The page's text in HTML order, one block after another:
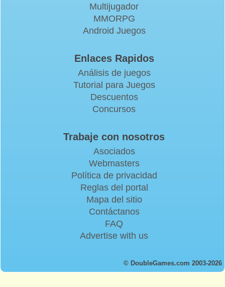
Multijugador
MMORPG
Android Juegos
Enlaces Rapidos
Análisis de juegos
Tutorial para Juegos
Descuentos
Concursos
Trabaje con nosotros
Asociados
Webmasters
Política de privacidad
Reglas del portal
Mapa del sitio
Contáctanos
FAQ
Advertise with us
© DoubleGames.com 2003-2026